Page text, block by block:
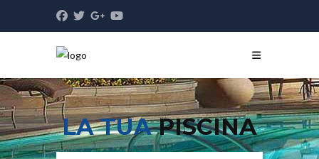
LA TUAPISCINA